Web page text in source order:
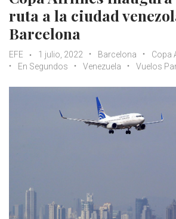
ruta a la ciudad
Barcelona
EFE 1 julio, 2022 Barcelona
Copa
En Segundos
Venezuela Vuelos